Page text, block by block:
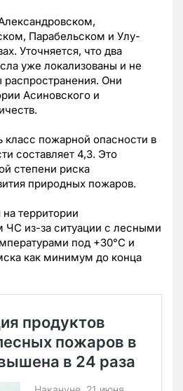
Парабельском и Улу-
Уточняется, что два
уже локализованы и не
распространения. Они
Асиновского и
класс пожарной опасности в
составляет 4,3. Это
степени риска
природных пожаров.
территории
ЧС из-за ситуации с лесными
под +30°С и
как минимум до конца